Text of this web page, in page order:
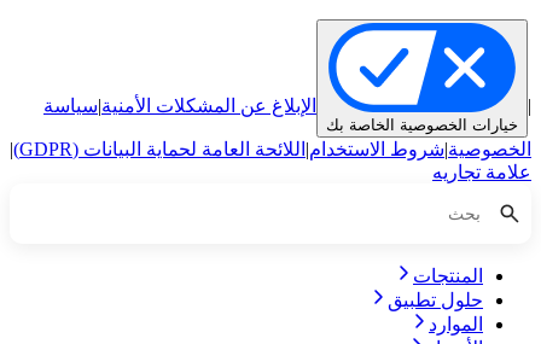
|
خيارات الخصوصية الخاصة بك
الإبلاغ عن المشكلات الأمنية|سياسة
الخصوصية|شروط الاستخدام| اللائحة العامة لحماية البيانات (GDPR)
|
علامة تجاريه
المنتجات
حلول تطبيق
الموارد